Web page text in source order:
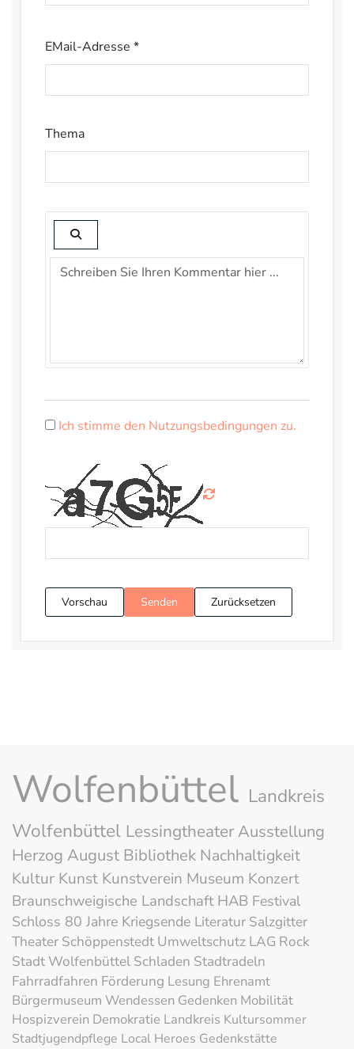
EMail-Adresse *
Thema
Ich stimme den Nutzungsbedingungen zu.
Vorschau Senden Zurücksetzen
Wolfenbüttel Landkreis
Wolfenbüttel LessingtheaterAusstellung
Herzog August Bibliothek Nachhaltigkeit
Kultur Kunst Kunstverein Museum Konzert
Braunschweigische Landschaft HAB Festival
Schloss 80 Jahre Kriegsende Literatur Salzgitter
Theater Schöppenstedt Umweltschutz LAG Rock
Stadt Wolfenbüttel Schladen Stadtradeln
Fahrradfahren Förderung Lesung Ehrenamt
Bürgermuseum Wendessen Gedenken Mobilität
Hospizverein Demokratie Landkreis Kultursommer
Stadtjugendpflege Local Heroes Gedenkstätte